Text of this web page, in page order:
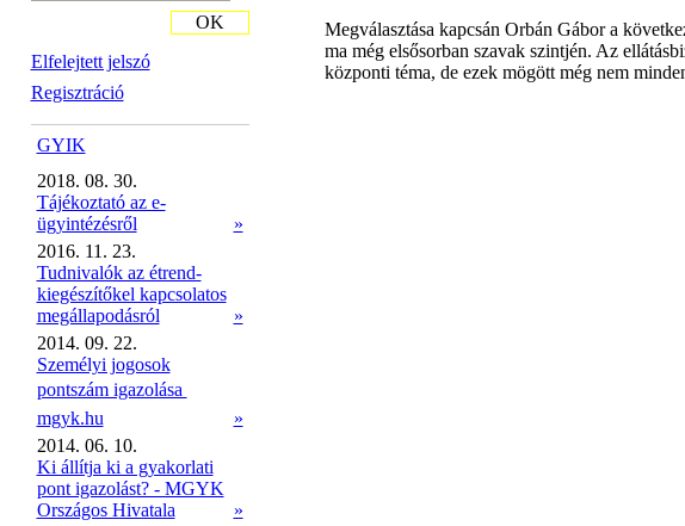
Elfelejtett jelszó
Regisztráció
OK
GYIK
2018. 08. 30.
Tájékoztató az e-
ügyintézésről
»
2016. 11. 23.
Tudnivalók az étrend-
kiegészítőkel kapcsolatos
megállapodásról
»
2014. 09. 22.
Személyi jogosok
pontszám igazolása 
mgyk.hu
»
2014. 06. 10.
Ki állítja ki a gyakorlati
pont igazolást? - MGYK
Országos Hivatala
»
Megválasztása kapcsán Orbán Gábor a
ma még elsősorban szavak szintjén. Az
központi téma, de ezek mögött még nem